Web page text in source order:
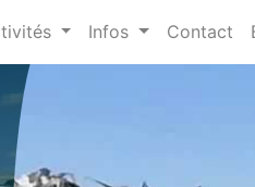
Infos Contact